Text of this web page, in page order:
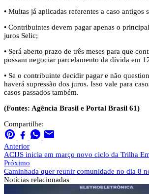
• Multas já aplicadas referentes a caso antigos
• Contribuintes devem pagar apenas o
juros Selic;
• Será aberto prazo de três meses para que
possam negociar parcelamento da dívida em
• Se o contribuinte decidir pagar e não
haverá supressão dos juros. Isso vale para
casos passados também.
(Fontes: Agência Brasil e Portal Brasil 61)
Compartilhe:
Anterior
ACIJS inicia em março novo ciclo da Trilha
Próximo
Caminhada quer reunir comunidade no dia 8
Notícias relacionadas